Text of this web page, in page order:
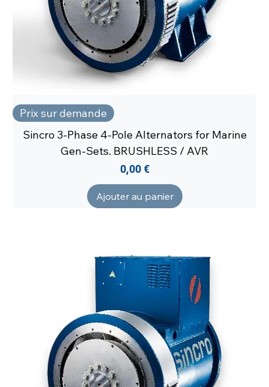
Prix sur demande
Sincro 3-Phase 4-Pole Alternators for Marine
Gen-Sets. BRUSHLESS / AVR
Prix
0,00 €
Ajouter au panier